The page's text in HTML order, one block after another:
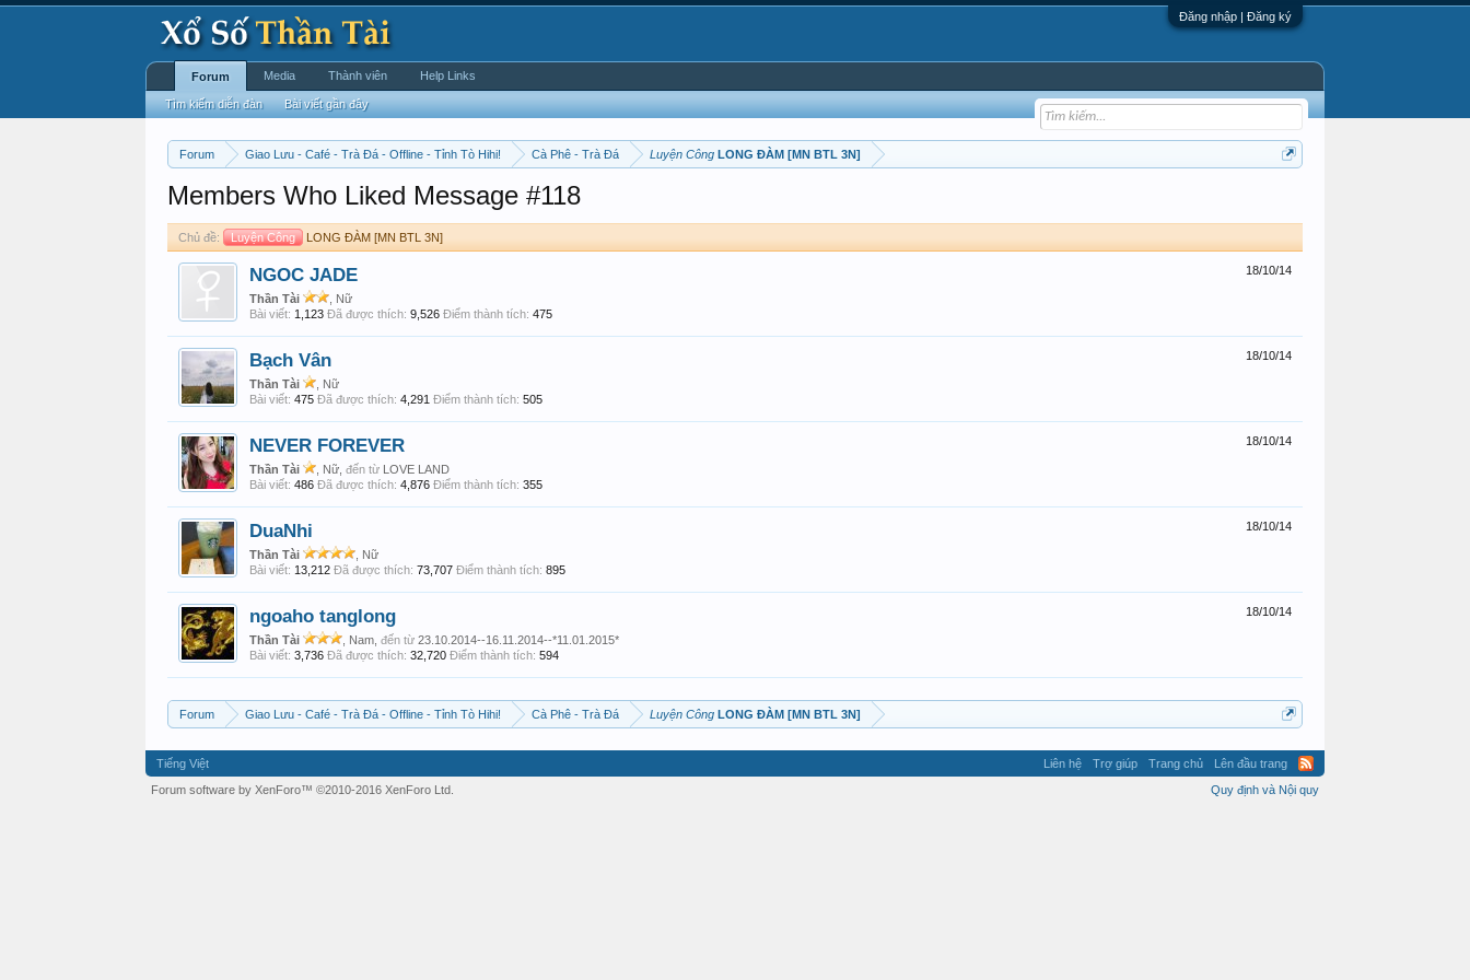
Đăng nhập | Đăng ký
Forum Giao Lưu - Café - Trà Đá - Offline - Tỉnh Tò Hihi! Cà Phê - Trà Đá Luyện Công LONG ĐÀM [MN BTL 3N]
Members Who Liked Message #118
Chủ đề: Luyện Công LONG ĐÀM [MN BTL 3N]
18/10/14
NGOC JADE
Thần Tài
, Nữ
Bài viết: 1,123 Đã được thích: 9,526 Điểm thành tích: 475
18/10/14
Bạch Vân
Thần Tài
, Nữ
Bài viết: 475 Đã được thích: 4,291 Điểm thành tích: 505
18/10/14
NEVER FOREVER
Thần Tài , Nữ, đến từ LOVE LAND
Bài viết: 486 Đã được thích: 4,876 Điểm thành tích: 355
18/10/14
DuaNhi
Thần Tài
, Nữ
Bài viết: 13,212 Đã được thích: 73,707 Điểm thành tích: 895
18/10/14
ngoaho tanglong
Thần Tài , Nam, đến từ 23.10.2014--16.11.2014--*11.01.2015*
Bài viết: 3,736 Đã được thích: 32,720 Điểm thành tích: 594
Forum Giao Lưu - Café - Trà Đá - Offline - Tỉnh Tò Hihi! Cà Phê - Trà Đá Luyện Công LONG ĐÀM [MN BTL 3N]
Forum
Tìm kiếm diễn đàn Bài viết gần đây
Media Thành viên Help Links
Tiếng Việt Liên hệ Trợ giúp Trang chủ
Lên đầu trang
Quy định và Nội quy
Forum software by XenForo™ ©2010-2016 XenForo Ltd.